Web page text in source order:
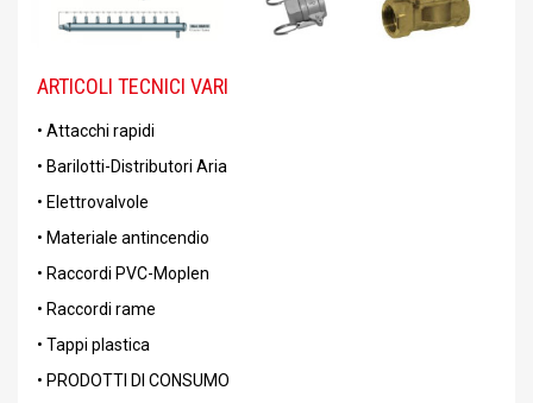
ARTICOLI TECNICI VARI
• Attacchi rapidi
• Barilotti-Distributori Aria
• Elettrovalvole
• Materiale antincendio
• Raccordi PVC-Moplen
• Raccordi rame
• Tappi plastica
• PRODOTTI DI CONSUMO